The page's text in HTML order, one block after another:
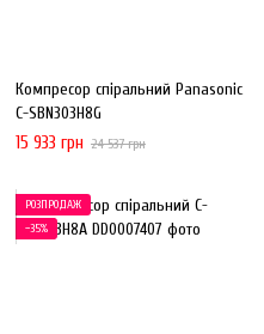
Компресор спіральний Panasonic
C-SBN303H8G
15 933 грн 24 537 грн
РОЗПРОДАЖ
−35%